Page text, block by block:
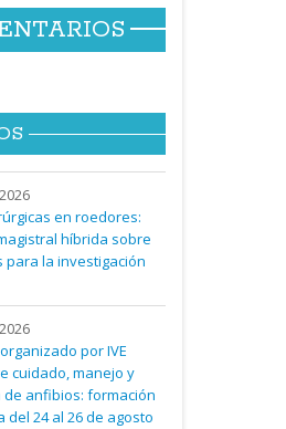
en roedores:
híbrida sobre
la investigación
por IVE
cuidado, manejo y
anfibios: formación
del 24 al 26 de agosto